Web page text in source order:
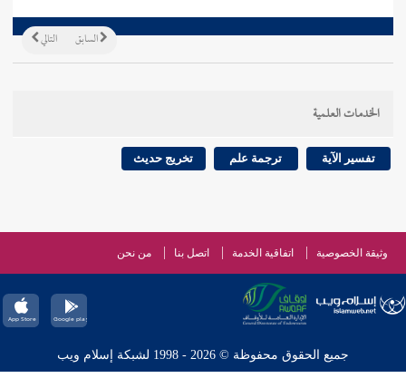
التالي السابق
الخدمات العلمية
تفسير الآية ترجمة علم تخريج حديث
وثيقة الخصوصية اتفاقية الخدمة اتصل بنا من نحن
جميع الحقوق محفوظة © 2026 - 1998 لشبكة إسلام ويب